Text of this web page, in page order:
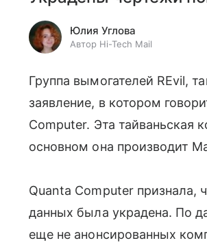
Юлия Углова
Автор Hi-Tech Mail
Группа вымогателей REvil,
заявление, в котором
Computer. Эта тайваньская
основном она производит
Quanta Computer признала,
данных была украдена. По
еще не анонсированных